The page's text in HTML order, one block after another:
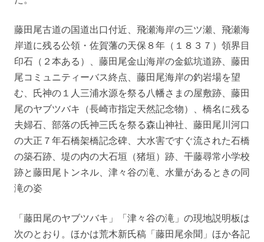
藤田尾古道の国道出口付近、飛瀬海岸の三ツ瀬、飛瀬海
岸道に残る公領・佐賀藩の天保８年（１８３７）領界目
印石（２本ある）、藤田尾金山海岸の金鉱坑道跡、藤田
尾コミュニティーバス終点、藤田尾海岸の釣岩場を望
む、氏神の１人三浦水源を祭る八幡さまの屋敷跡、藤田
尾のヤブツバキ（長崎市指定天然記念物）、橋名に残る
夫婦石、部落の氏神三氏を祭る森山神社、藤田尾川河口
の大正７年石橋架橋記念碑、大水害ですぐ流された石橋
の築石跡、堤の内の大石垣（猪垣）跡、干藤尋常小学校
跡と藤田尾トンネル、津々谷の滝、水量があるときの同
滝の姿
「藤田尾のヤブツバキ」「津々谷の滝」の現地説明板は
次のとおり。ほかは荒木新氏稿「藤田尾余聞」ほか各記